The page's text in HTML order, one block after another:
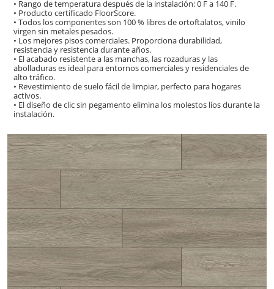
• Rango de temperatura después de la instalación: 0 F a 140 F.
• Producto certificado FloorScore.
• Todos los componentes son 100 % libres de ortoftalatos, vinilo
virgen sin metales pesados.
• Los mejores pisos comerciales. Proporciona durabilidad,
resistencia y resistencia durante años.
• El acabado resistente a las manchas, las rozaduras y las
abolladuras es ideal para entornos comerciales y residenciales de
alto tráfico.
• Revestimiento de suelo fácil de limpiar, perfecto para hogares
activos.
• El diseño de clic sin pegamento elimina los molestos líos durante la
instalación.